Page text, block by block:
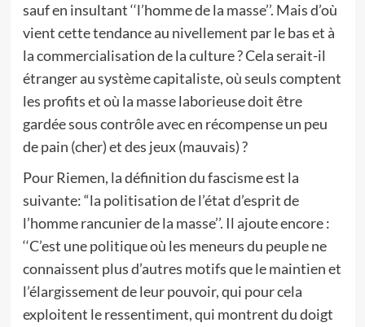
sauf en insultant ‘‘l’homme de la masse’’. Mais d’où
vient cette tendance au nivellement par le bas et à
la commercialisation de la culture ? Cela serait-il
étranger au système capitaliste, où seuls comptent
les profits et où la masse laborieuse doit être
gardée sous contrôle avec en récompense un peu
de pain (cher) et des jeux (mauvais) ?
Pour Riemen, la définition du fascisme est la
suivante: “la politisation de l’état d’esprit de
l’homme rancunier de la masse’’. Il ajoute encore :
‘‘C’est une politique où les meneurs du peuple ne
connaissent plus d’autres motifs que le maintien et
l’élargissement de leur pouvoir, qui pour cela
exploitent le ressentiment, qui montrent du doigt